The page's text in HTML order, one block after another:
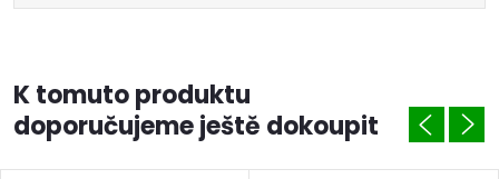
K tomuto produktu
doporučujeme ještě dokoupit